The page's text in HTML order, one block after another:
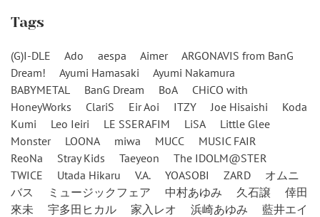
Tags
(G)I-DLE Ado aespa Aimer
ARGONAVIS from BanG
Dream!
Ayumi Hamasaki
Ayumi Nakamura
BABYMETAL
BanG Dream BoA
CHiCO with
HoneyWorks
ClariS Eir Aoi ITZY Joe Hisaishi
Koda
Kumi
Leo Ieiri LE SSERAFIM LiSA
Little Glee
Monster
LOONA miwa MUCC
MUSIC FAIR
ReoNa
Stray Kids Taeyeon
The IDOLM@STER
TWICE
Utada Hikaru V.A. YOASOBI ZARD
オムニ
バス
ミュージックフェア 中村あゆみ 久石譲
倖田
來未
宇多田ヒカル 家入レオ 浜崎あゆみ
藍井エイ